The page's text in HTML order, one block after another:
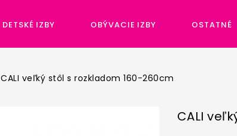
DETSKÉ IZBY OBÝVACIE IZBY OSTATNÉ
CALI veľký stôl s rozkladom 160-260cm
CALI